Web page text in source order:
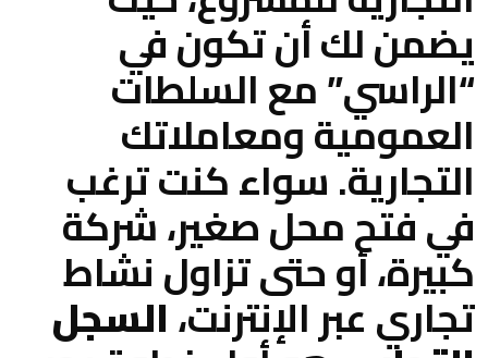
يضمن لك أن تكون في
“الراسي” مع السلطات
العمومية ومعاملاتك
التجارية. سواء كنت ترغب
في فتح محل صغير، شركة
كبيرة، أو حتى تزاول نشاط
تجاري عبر الإنترنت،السجل